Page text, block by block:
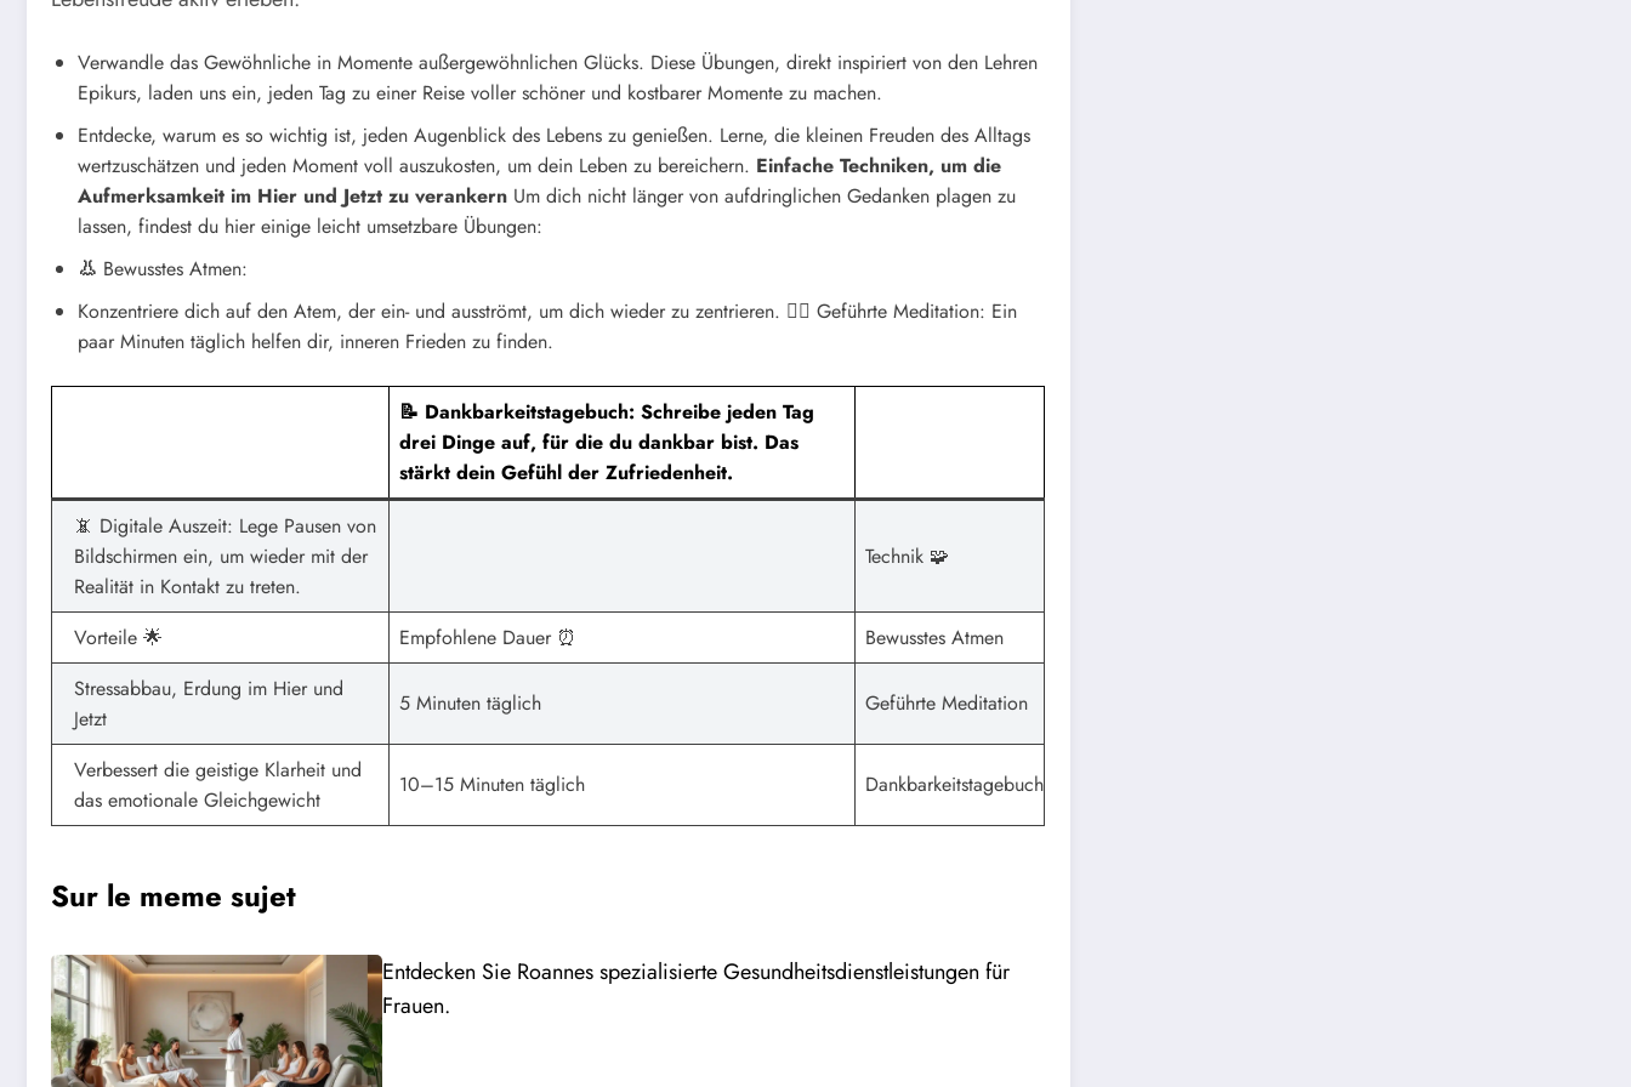
Verwandle das Gewöhnliche in Momente außergewöhnlichen Glücks. Diese Übungen, direkt inspiriert von den Lehren
Epikurs, laden uns ein, jeden Tag zu einer Reise voller schöner und kostbarer Momente zu machen.
Entdecke, warum es so wichtig ist, jeden Augenblick des Lebens zu genießen. Lerne, die kleinen Freuden des Alltags
wertzuschätzen und jeden Moment voll auszukosten, um dein Leben zu bereichern. Einfache Techniken, um die
Aufmerksamkeit im Hier und Jetzt zu verankern Um dich nicht länger von aufdringlichen Gedanken plagen zu
lassen, findest du hier einige leicht umsetzbare Übungen:
👃 Bewusstes Atmen:
Konzentriere dich auf den Atem, der ein- und ausströmt, um dich wieder zu zentrieren. 🧘‍♀️ Geführte Meditation: Ein
paar Minuten täglich helfen dir, inneren Frieden zu finden.
📝 Dankbarkeitstagebuch: Schreibe jeden Tag
drei Dinge auf, für die du dankbar bist. Das
stärkt dein Gefühl der Zufriedenheit.
📵 Digitale Auszeit: Lege Pausen von
Bildschirmen ein, um wieder mit der
Realität in Kontakt zu treten.
Technik 🧩
Vorteile 🌟 Empfohlene Dauer ⏰
Bewusstes Atmen
Stressabbau, Erdung im Hier und
Jetzt
5 Minuten täglich Geführte Meditation
Verbessert die geistige Klarheit und
das emotionale Gleichgewicht
10–15 Minuten täglich Dankbarkeitstagebuch
Sur le meme sujet
Entdecken Sie Roannes spezialisierte Gesundheitsdienstleistungen für
Frauen.